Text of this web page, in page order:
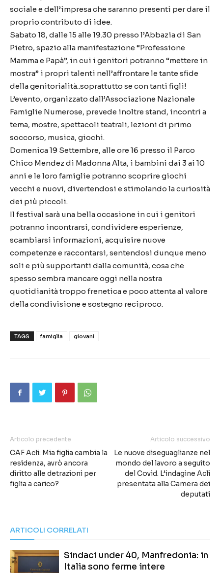
sociale e dell’impresa che saranno presenti per dare il
proprio contributo di idee.
Sabato 18, dalle 15 alle 19.30 presso l’Abbazia di San
Pietro, spazio alla manifestazione “Professione
Mamma e Papà”, in cui i genitori potranno “mettere in
mostra” i propri talenti nell’affrontare le tante sfide
della genitorialità..soprattutto se con tanti figli!
L’evento, organizzato dall’Associazione Nazionale
Famiglie Numerose, prevede inoltre stand, incontri a
tema, mostre, spettacoli teatrali, lezioni di primo
soccorso, musica, giochi.
Domenica 19 Settembre, alle ore 16 presso il Parco
Chico Mendez di Madonna Alta, i bambini dai 3 ai 10
anni e le loro famiglie potranno scoprire giochi
vecchi e nuovi, divertendosi e stimolando la curiosità
dei più piccoli.
Il festival sarà una bella occasione in cui i genitori
potranno incontrarsi, condividere esperienze,
scambiarsi informazioni, acquisire nuove
competenze e raccontarsi, sentendosi dunque meno
soli e più supportanti dalla comunità, cosa che
spesso sembra mancare oggi nella nostra
quotidianità troppo frenetica e poco attenta al valore
della condivisione e sostegno reciproco.
TAGS famiglia giovani
Articolo precedente
CAF Acli: Mia figlia cambia la
residenza, avrò ancora
diritto alle detrazioni per
figlia a carico?
Articolo successivo
Le nuove diseguaglianze nel
mondo del lavoro a seguito
del Covid. L’indagine Acli
presentata alla Camera dei
deputati
ARTICOLI CORRELATI
Sindaci under 40, Manfredonia: in
Italia sono ferme intere